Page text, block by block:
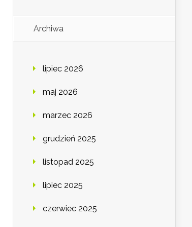
Archiwa
lipiec 2026
maj 2026
marzec 2026
grudzień 2025
listopad 2025
lipiec 2025
czerwiec 2025